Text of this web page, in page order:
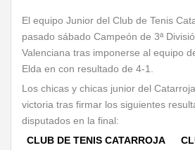
El equipo Junior del Club de Tenis
pasado sábado Campeón de 3ª
Valenciana tras imponerse al equipo
Elda en con resultado de 4-1.
Los chicas y chicas junior del
victoria tras firmar los siguientes
disputados en la final:
CLUB DE TENIS CATARROJA